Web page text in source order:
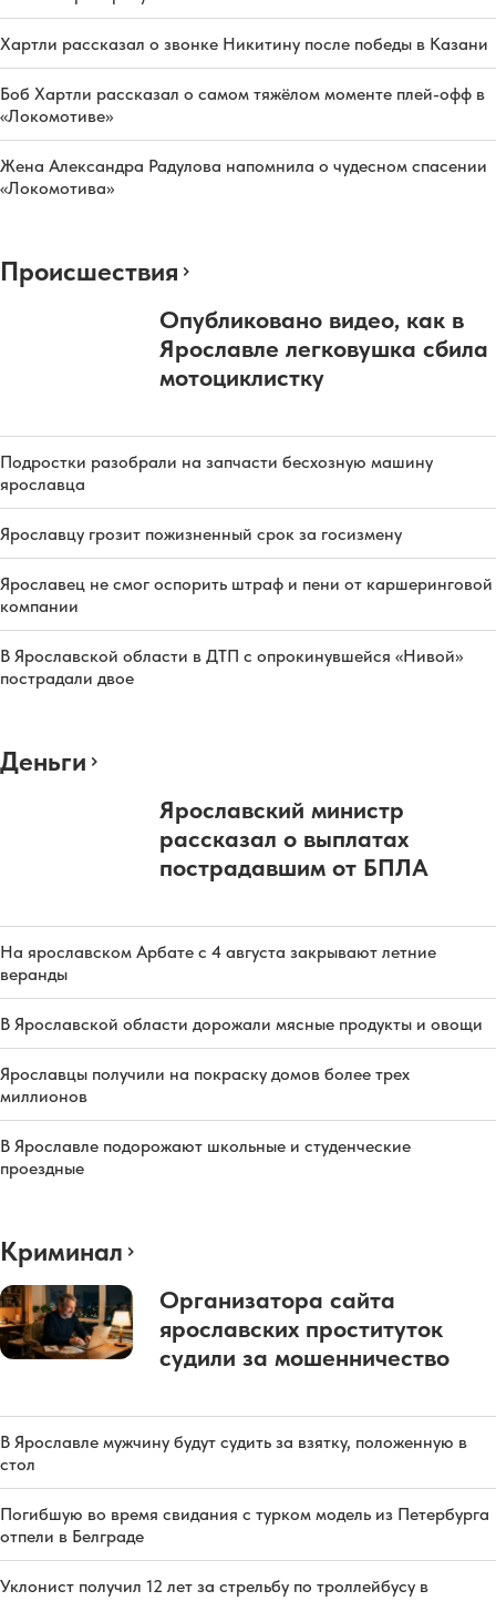
Хартли рассказал о звонке Никитину после победы в Казани
Боб Хартли рассказал о самом тяжёлом моменте плей-офф в
«Локомотиве»
Жена Александра Радулова напомнила о чудесном спасении
«Локомотива»
Происшествия
Опубликовано видео, как в
Ярославле легковушка сбила
мотоциклистку
Подростки разобрали на запчасти бесхозную машину
ярославца
Ярославцу грозит пожизненный срок за госизмену
Ярославец не смог оспорить штраф и пени от каршеринговой
компании
В Ярославской области в ДТП с опрокинувшейся «Нивой»
пострадали двое
Деньги
Ярославский министр
рассказал о выплатах
пострадавшим от БПЛА
На ярославском Арбате с 4 августа закрывают летние
веранды
В Ярославской области дорожали мясные продукты и овощи
Ярославцы получили на покраску домов более трех
миллионов
В Ярославле подорожают школьные и студенческие
проездные
Криминал
Организатора сайта
ярославских проституток
судили за мошенничество
В Ярославле мужчину будут судить за взятку, положенную в
стол
Погибшую во время свидания с турком модель из Петербурга
отпели в Белграде
Уклонист получил 12 лет за стрельбу по троллейбусу в